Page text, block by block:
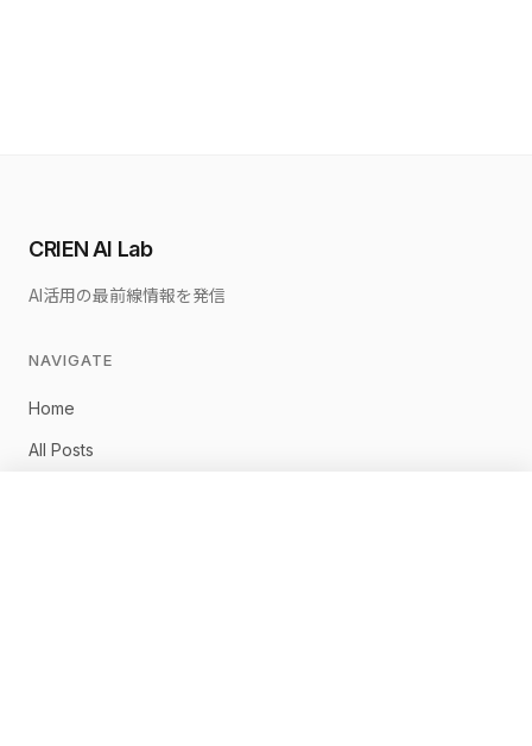
CRIEN AI Lab
AI活用の最前線情報を発信
NAVIGATE
Home
All Posts